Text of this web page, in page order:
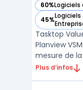
60%
— voir
45%
— voir
Tasktop
Planview
mesure de
de
Plus d’infos